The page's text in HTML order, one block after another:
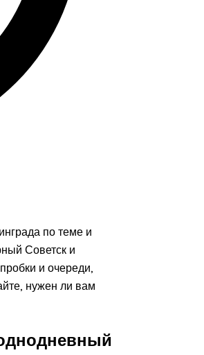
по теме и
Советск и
и очереди,
нужен ли вам